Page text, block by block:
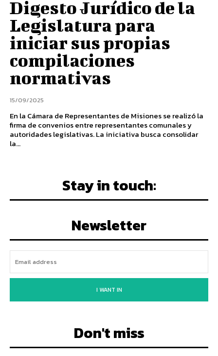
Digesto Jurídico de la
Legislatura para
iniciar sus propias
compilaciones
normativas
15/09/2025
En la Cámara de Representantes de Misiones se realizó la
firma de convenios entre representantes comunales y
autoridades legislativas. La iniciativa busca consolidar
la...
Stay in touch:
Newsletter
I WANT IN
Don't miss